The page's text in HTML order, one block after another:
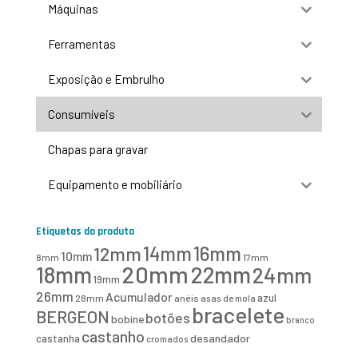
Máquinas
Ferramentas
Exposição e Embrulho
Consumíveis
Chapas para gravar
Equipamento e mobiliário
Etiquetas do produto
8mm 10mm12mm14mm16mm 17mm
18mm19mm 20mm22mm24mm
26mm 28mm Acumulador anéis asas de mola azul
BERGEON bobinebotões bracelete branco
castanha castanho cromados desandador